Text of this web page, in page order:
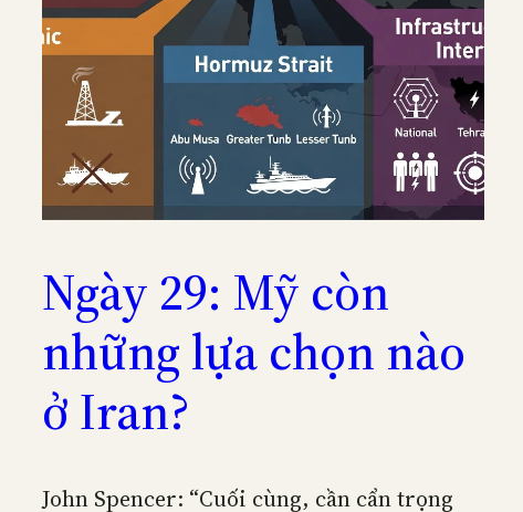
Ngày 29: Mỹ còn
những lựa chọn nào
ở Iran?
John Spencer: “Cuối cùng, cần cẩn trọng